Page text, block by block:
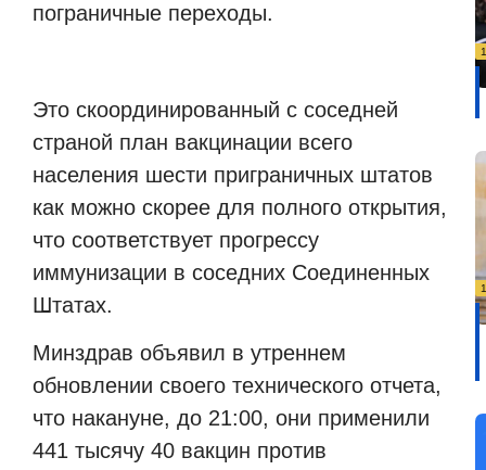
пограничные переходы.
Это скоординированный с соседней
страной план вакцинации всего
населения шести приграничных штатов
как можно скорее для полного открытия,
что соответствует прогрессу
иммунизации в соседних Соединенных
Штатах.
Минздрав объявил в утреннем
обновлении своего технического отчета,
что накануне, до 21:00, они применили
441 тысячу 40 вакцин против